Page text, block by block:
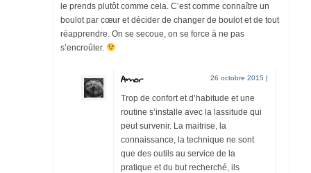
le prends plutôt comme cela. C’est comme connaître un
boulot par cœur et décider de changer de boulot et de tout
réapprendre. On se secoue, on se force à ne pas
s’encroûter.
Amor 26 octobre 2015 |
Trop de confort et d’habitude et une
routine s’installe avec la lassitude qui
peut survenir. La maitrise, la
connaissance, la technique ne sont
que des outils au service de la
pratique et du but recherché, ils